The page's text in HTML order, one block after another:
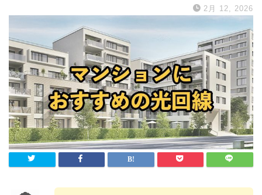
2月 12, 2026